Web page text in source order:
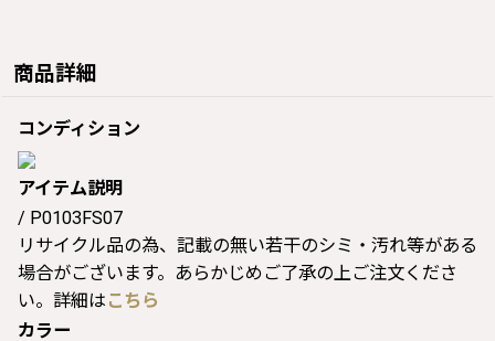
商品詳細
コンディション
アイテム説明
/ P0103FS07
リサイクル品の為、記載の無い若干のシミ・汚れ等がある
場合がございます。あらかじめご了承の上ご注文くださ
い。詳細は こちら
カラー